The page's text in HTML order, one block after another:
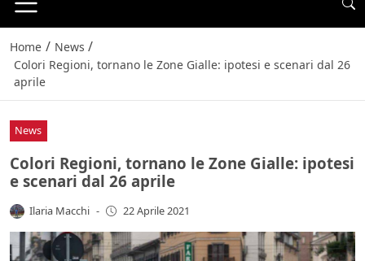
Home / News /
Colori Regioni, tornano le Zone Gialle: ipotesi e scenari dal 26
aprile
News
Colori Regioni, tornano le Zone Gialle: ipotesi
e scenari dal 26 aprile
Ilaria Macchi - 22 Aprile 2021